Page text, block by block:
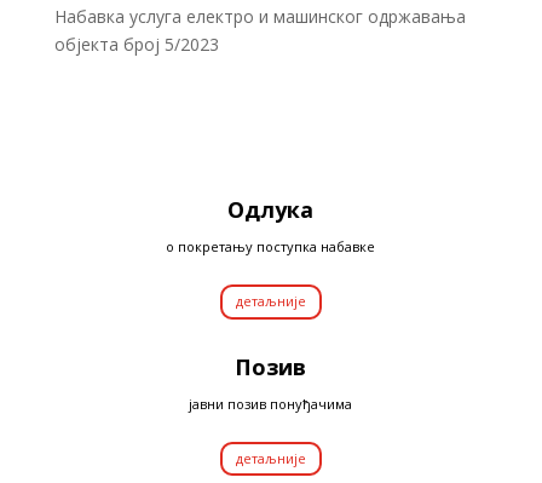
Набавка услуга електро и машинског одржавања
објекта број 5/2023
Одлука
о покретању поступка набавке
детаљније
Позив
јавни позив понуђачима
детаљније